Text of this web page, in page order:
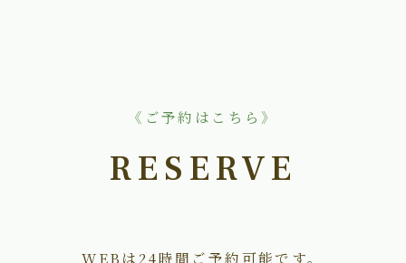
《ご予約はこちら》
RESERVE
WEBは24時間ご予約可能です。